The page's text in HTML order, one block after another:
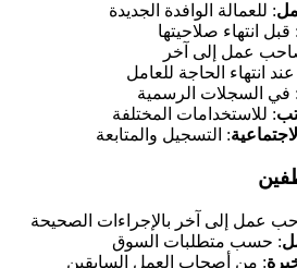
: للعمالة الوافدة الجديدة
: قبل انتهاء صلاحيتها
عمل إلى آخر
انتهاء الحاجة للعامل
: في السجلات الرسمية
: للاستخدامات المختلفة
: التسجيل والمتابعة
عمل إلى آخر بالإجراءات الصحيحة
: حسب متطلبات السوق
: من أصحاب العمل السابقين